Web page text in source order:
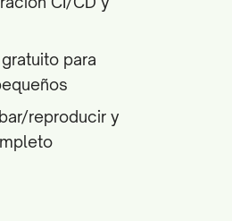
para
reproducir y